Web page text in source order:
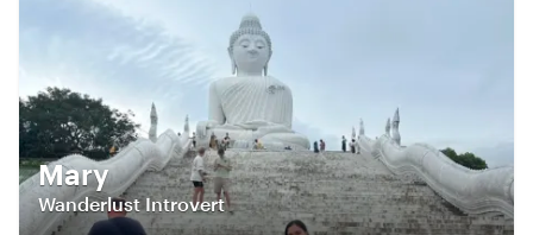
Mary
Wanderlust Introvert